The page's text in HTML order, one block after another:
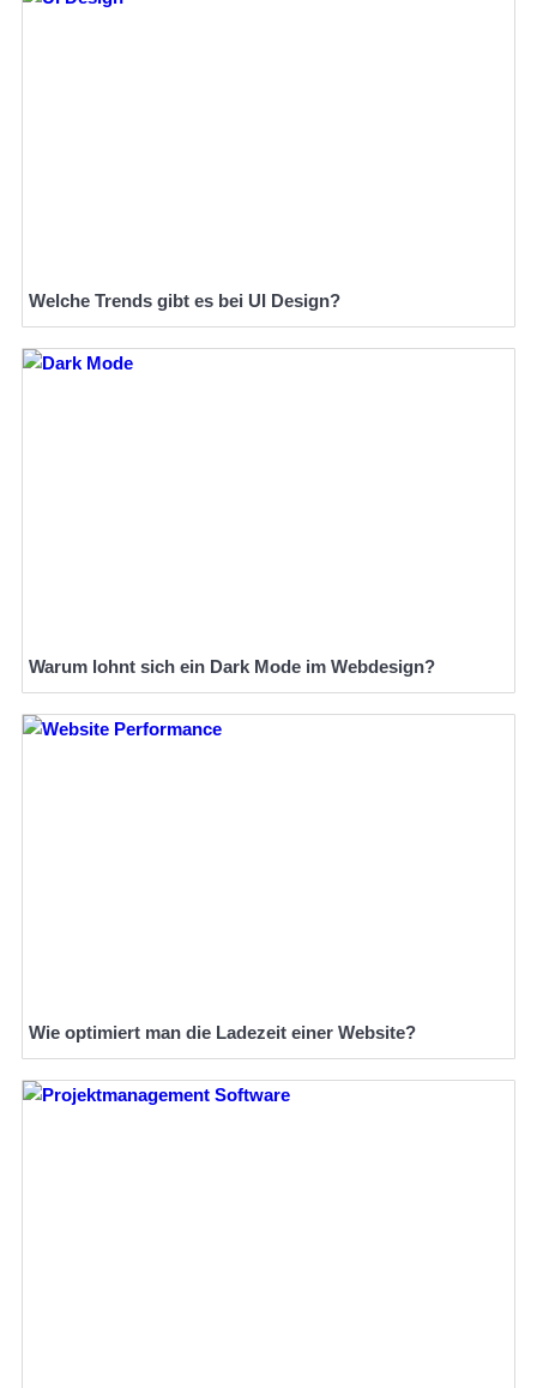
Welche Trends gibt es bei UI Design?
Warum lohnt sich ein Dark Mode im Webdesign?
Wie optimiert man die Ladezeit einer Website?